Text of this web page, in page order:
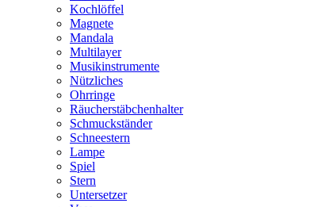
Kochlöffel
Magnete
Mandala
Multilayer
Musikinstrumente
Nützliches
Ohrringe
Räucherstäbchenhalter
Schmuckständer
Schneestern
Lampe
Spiel
Stern
Untersetzer